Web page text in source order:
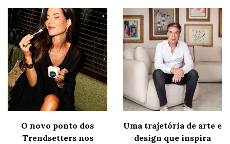
O novo ponto dos
Trendsetters nos
Uma trajetória de arte e
design que inspira